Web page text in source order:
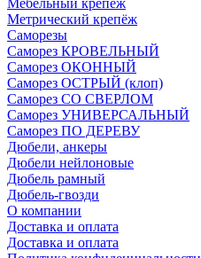
Мебельный крепеж
Метрический крепёж
Саморезы
Саморез КРОВЕЛЬНЫЙ
Саморез ОКОННЫЙ
Саморез ОСТРЫЙ (клоп)
Саморез СО СВЕРЛОМ
Саморез УНИВЕРСАЛЬНЫЙ
Саморез ПО ДЕРЕВУ
Дюбели, анкеры
Дюбели нейлоновые
Дюбель рамный
Дюбель-гвозди
О компании
Доставка и оплата
Доставка и оплата